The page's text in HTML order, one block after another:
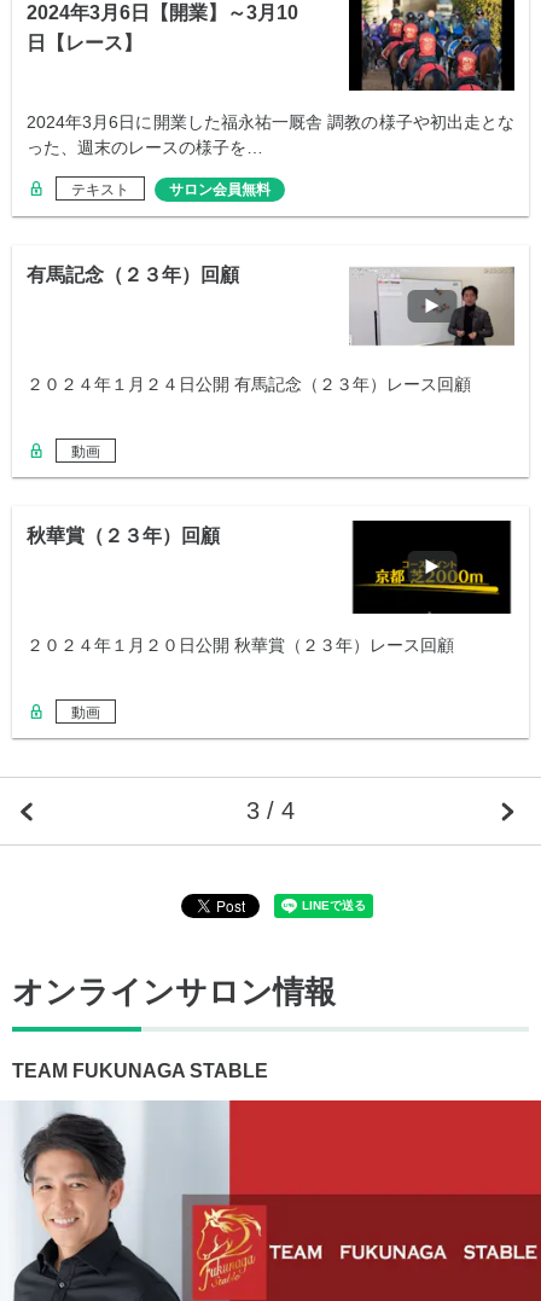
2024年3月6日【開業】～3月10
日【レース】
2024年3月6日に開業した福永祐一厩舎 調教の様子や初出走とな
った、週末のレースの様子を…
テキスト サロン会員無料
有馬記念（２３年）回顧
２０２４年１月２４日公開 有馬記念（２３年）レース回顧
動画
秋華賞（２３年）回顧
２０２４年１月２０日公開 秋華賞（２３年）レース回顧
動画
3 / 4
オンラインサロン情報
TEAM FUKUNAGA STABLE